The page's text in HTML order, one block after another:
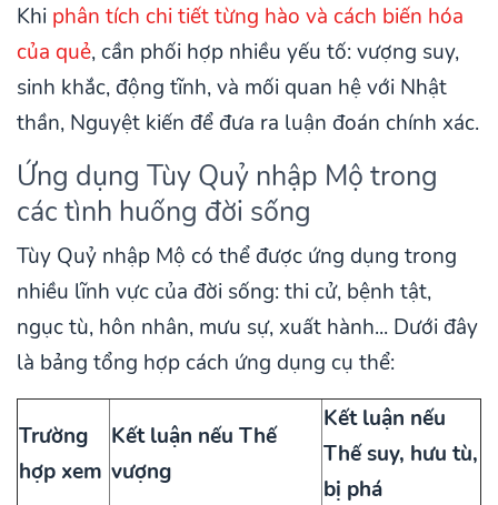
Khi phân tích chi tiết từng hào và cách biến hóa
của quẻ, cần phối hợp nhiều yếu tố: vượng suy,
sinh khắc, động tĩnh, và mối quan hệ với Nhật
thần, Nguyệt kiến để đưa ra luận đoán chính xác.
Ứng dụng Tùy Quỷ nhập Mộ trong
các tình huống đời sống
Tùy Quỷ nhập Mộ có thể được ứng dụng trong
nhiều lĩnh vực của đời sống: thi cử, bệnh tật,
ngục tù, hôn nhân, mưu sự, xuất hành... Dưới đây
là bảng tổng hợp cách ứng dụng cụ thể:
Trường
hợp xem
Kết luận nếu Thế
vượng
Kết luận nếu
Thế suy, hưu tù,
bị phá